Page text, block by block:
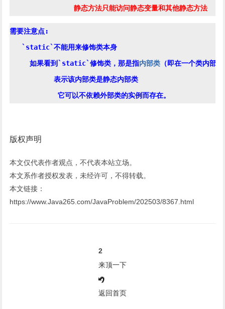
需要注意点:
   `static`不能用来修饰类本身
     如果看到`static`修饰类，那是指
内部类 （即在一个类内部
版权声明
本文仅代表作者观点，不代表本站立场。
本文系作者授权发表，未经许可，不得转载。
本文链接：
https://www.Java265.com/JavaProblem/202503/8367.html
2
来顶一下
返回首页